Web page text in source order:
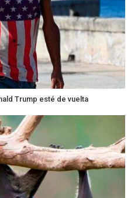
Trump esté de vuelta